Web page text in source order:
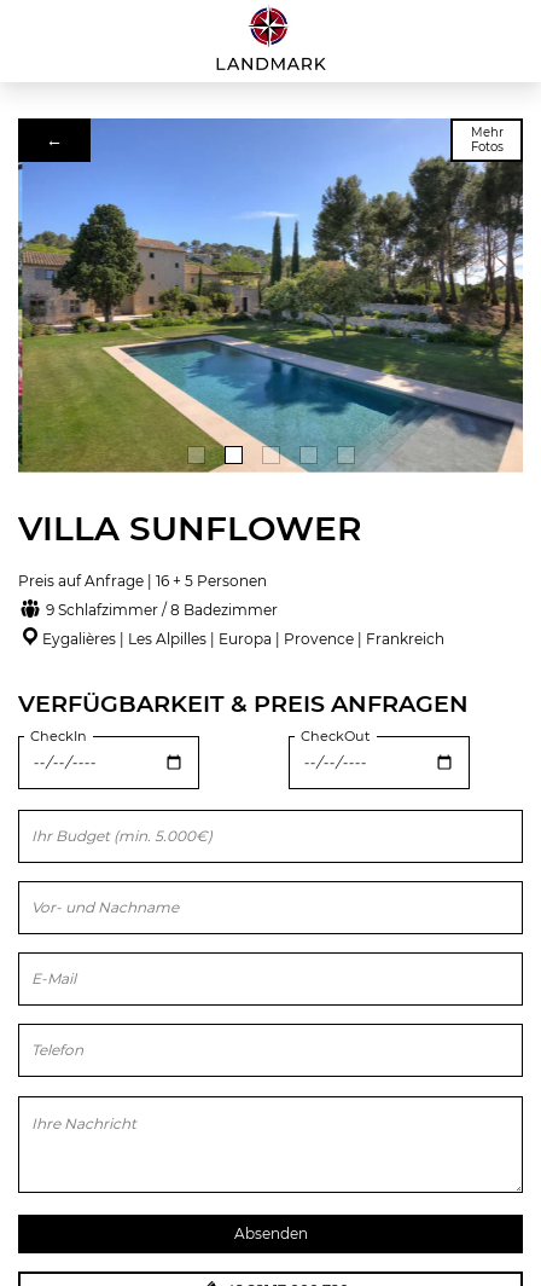
←
Mehr
Fotos
VILLA SUNFLOWER
Preis auf Anfrage | 16 + 5 Personen
9 Schlafzimmer / 8 Badezimmer
Eygalières | Les Alpilles | Europa | Provence | Frankreich
VERFÜGBARKEIT & PREIS ANFRAGEN
CheckIn CheckOut
Bitte lasse dieses Feld leer.
Bitte lasse dieses Feld leer.